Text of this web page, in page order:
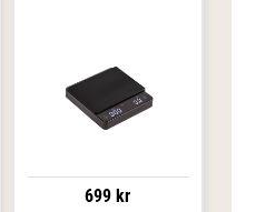
699 kr